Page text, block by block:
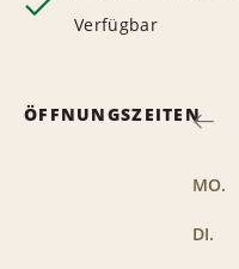
Verfügbar
ÖFFNUNGSZEITEN
MO.
DI.